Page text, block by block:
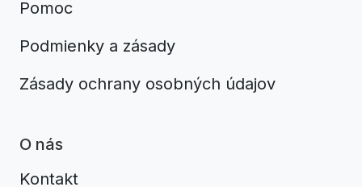
Pomoc
Podmienky a zásady
Zásady ochrany osobných údajov
O nás
Kontakt